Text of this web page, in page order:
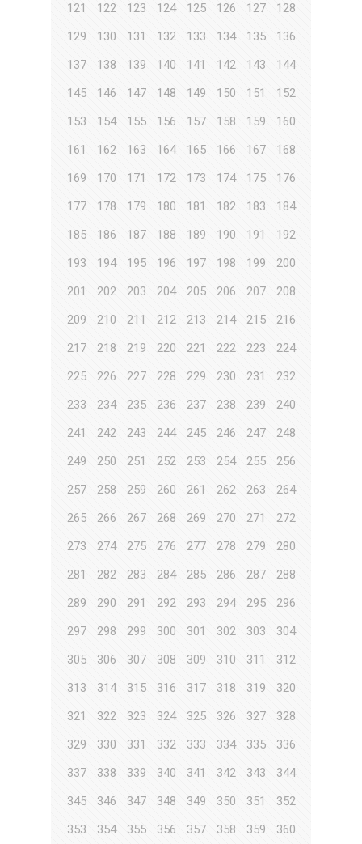
121
122 123 124 125 126 127
128
129
130 131 132 133 134 135
136
137
138 139 140 141 142 143
144
145
146 147 148 149 150 151
152
153
154 155 156 157 158 159
160
161
162 163 164 165 166 167
168
169
170 171 172 173 174 175
176
177
178 179 180 181 182 183
184
185
186 187 188 189 190 191
192
193
194 195 196 197 198 199
200
201
202 203 204 205 206 207
208
209
210 211 212 213 214 215
216
217
218 219 220 221 222 223
224
225
226 227 228 229 230 231
232
233
234 235 236 237 238 239
240
241
242 243 244 245 246 247
248
249
250 251 252 253 254 255
256
257
258 259 260 261 262 263
264
265
266 267 268 269 270 271
272
273
274 275 276 277 278 279
280
281
282 283 284 285 286 287
288
289
290 291 292 293 294 295
296
297
298 299 300 301 302 303
304
305
306 307 308 309 310 311
312
313
314 315 316 317 318 319
320
321
322 323 324 325 326 327
328
329
330 331 332 333 334 335
336
337
338 339 340 341 342 343
344
345
346 347 348 349 350 351
352
353
354 355 356 357 358 359
360